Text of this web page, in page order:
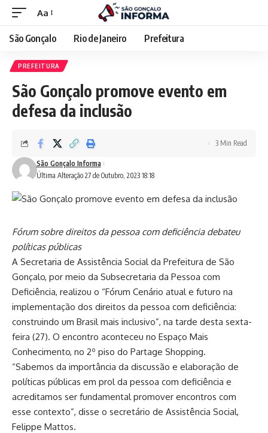
Aa
São Gonçalo Rio de Janeiro Prefeitura
PREFEITURA
São Gonçalo promove evento em
defesa da inclusão
Última Alteração 27 de Outubro, 2023 18:18
São Gonçalo Informa
3 Min Read
Fórum sobre direitos da pessoa com deficiência debateu
políticas públicas
A Secretaria de Assistência Social da Prefeitura de São
Gonçalo, por meio da Subsecretaria da Pessoa com
Deficiência, realizou o “Fórum Cenário atual e futuro na
implementação dos direitos da pessoa com deficiência:
construindo um Brasil mais inclusivo”, na tarde desta sexta-
feira (27). O encontro aconteceu no Espaço Mais
Conhecimento, no 2º piso do Partage Shopping.
“Sabemos da importância da discussão e elaboração de
políticas públicas em prol da pessoa com deficiência e
acreditamos ser fundamental promover encontros com
esse contexto”, disse o secretário de Assistência Social,
Felippe Mattos.